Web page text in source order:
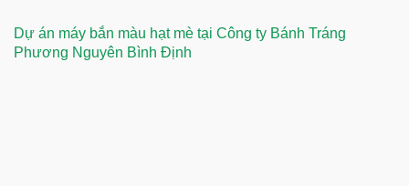
Dự án máy bắn màu hạt mè tại Công ty Bánh Tráng
Phương Nguyên Bình Định